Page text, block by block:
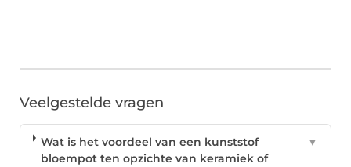
Veelgestelde vragen
Wat is het voordeel van een kunststof
bloempot ten opzichte van keramiek of
▼